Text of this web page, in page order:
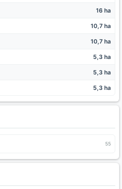
16 ha
10,7 ha
10,7 ha
5,3 ha
5,3 ha
5,3 ha
55